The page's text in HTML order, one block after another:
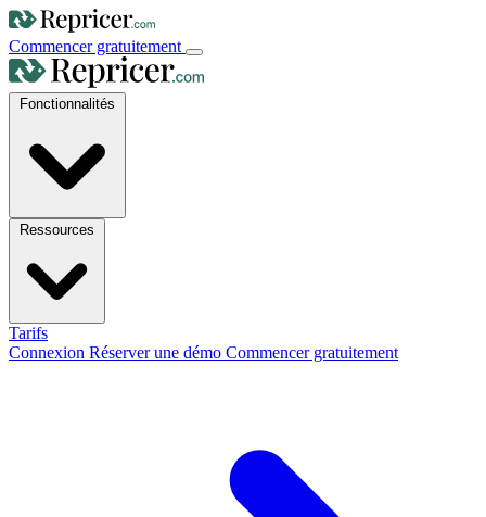
Commencer gratuitement
Tarifs
Connexion Réserver une démo Commencer gratuitement